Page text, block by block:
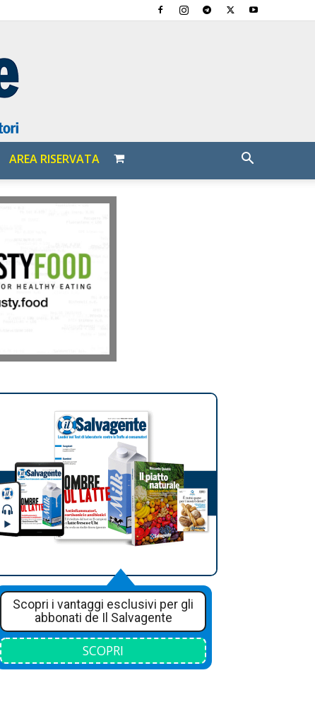
AREA RISERVATA
Scopri i vantaggi esclusivi per gli
abbonati de Il Salvagente
SCOPRI